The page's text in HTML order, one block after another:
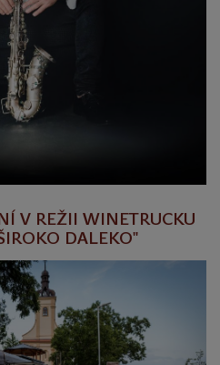
V REŽII WINETRUCKU
DALEKO"